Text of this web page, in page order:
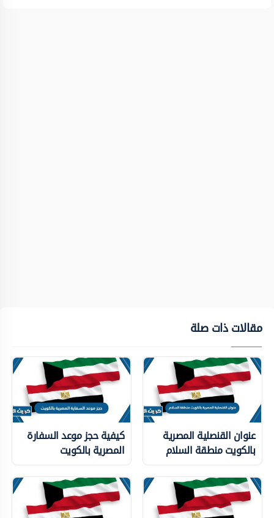
مقالات ذات صلة
عنوان القنصلية المصرية
بالكويت منطقة السلام
كيفية حجز موعد السفارة
المصرية بالكويت